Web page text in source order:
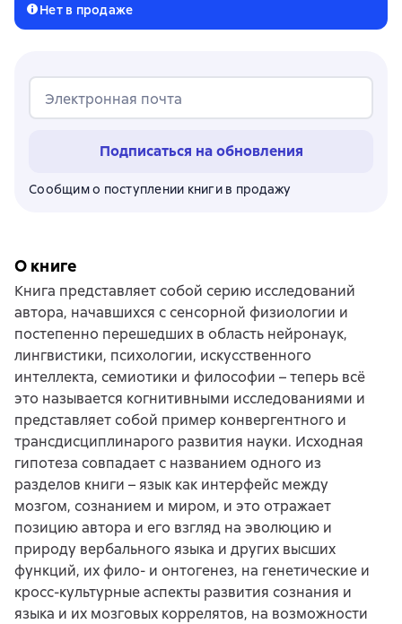
Нет в продаже
Электронная почта
Подписаться на обновления
Сообщим о поступлении книги в продажу
О книге
Книга представляет собой серию исследований
автора, начавшихся с сенсорной физиологии и
постепенно перешедших в область нейронаук,
лингвистики, психологии, искусственного
интеллекта, семиотики и философии – теперь всё
это называется когнитивными исследованиями и
представляет собой пример конвергентного и
трансдисциплинарого развития науки. Исходная
гипотеза совпадает с названием одного из
разделов книги – язык как интерфейс между
мозгом, сознанием и миром, и это отражает
позицию автора и его взгляд на эволюцию и
природу вербального языка и других высших
функций, их фило- и онтогенез, на генетические и
кросс-культурные аспекты развития сознания и
языка и их мозговых коррелятов, на возможности